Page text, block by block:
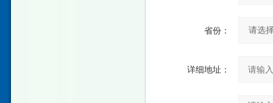
省份：
详细地址：